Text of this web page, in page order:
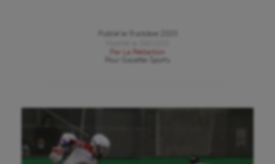
Publié le
9 octobre 2020
Par
La Rédaction
Gazette Sports